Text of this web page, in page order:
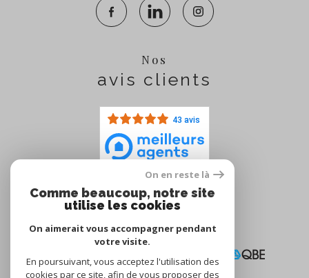
Nos
avis clients
43 avis
Nous
adhérons
On en reste là
Comme beaucoup, notre site
utilise les cookies
On aimerait vous accompagner pendant
votre visite.
En poursuivant, vous acceptez l'utilisation des
cookies par ce site, afin de vous proposer des